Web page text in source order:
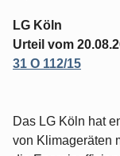
LG Köln
Urteil vom
31 O 112/15
Das LG Köln hat
von Klimageräten